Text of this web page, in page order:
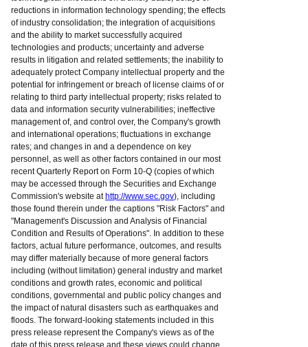
reductions in information technology spending; the effects
of industry consolidation; the integration of acquisitions
and the ability to market successfully acquired
technologies and products; uncertainty and adverse
results in litigation and related settlements; the inability to
adequately protect Company intellectual property and the
potential for infringement or breach of license claims of or
relating to third party intellectual property; risks related to
data and information security vulnerabilities; ineffective
management of, and control over, the Company's growth
and international operations; fluctuations in exchange
rates; and changes in and a dependence on key
personnel, as well as other factors contained in our most
recent Quarterly Report on Form 10-Q (copies of which
may be accessed through the Securities and Exchange
Commission's website at http://www.sec.gov), including
those found therein under the captions "Risk Factors" and
"Management's Discussion and Analysis of Financial
Condition and Results of Operations". In addition to these
factors, actual future performance, outcomes, and results
may differ materially because of more general factors
including (without limitation) general industry and market
conditions and growth rates, economic and political
conditions, governmental and public policy changes and
the impact of natural disasters such as earthquakes and
floods. The forward-looking statements included in this
press release represent the Company's views as of the
date of this press release and these views could change.